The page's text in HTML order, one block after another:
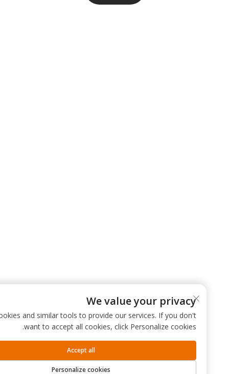
We value your privacy
use cookies and similar tools to provide our services. If you don't
want to accept all cookies, click Personalize cookies.
Personalize cookies
Accept all